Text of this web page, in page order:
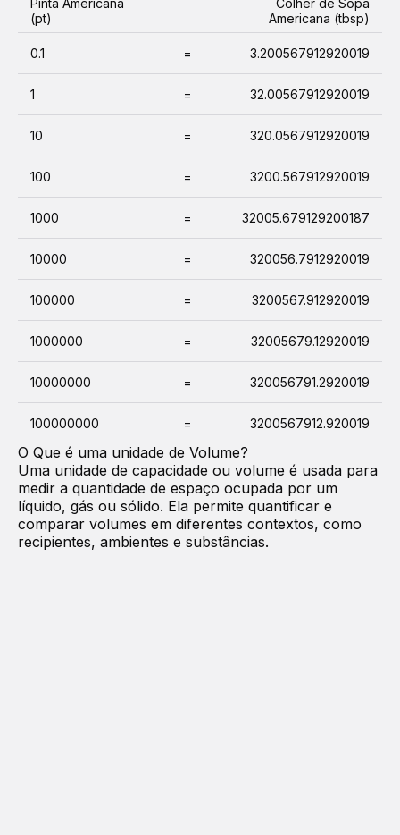
Pinta Americana
(pt)
Colher de Sopa
Americana (tbsp)
0.1 = 3.200567912920019
1 = 32.00567912920019
10 = 320.0567912920019
100 = 3200.567912920019
1000 = 32005.679129200187
10000 = 320056.7912920019
100000 = 3200567.912920019
1000000 = 32005679.12920019
10000000 = 320056791.2920019
100000000 = 3200567912.920019
O Que é uma unidade de Volume?
Uma unidade de capacidade ou volume é usada para
medir a quantidade de espaço ocupada por um
líquido, gás ou sólido. Ela permite quantificar e
comparar volumes em diferentes contextos, como
recipientes, ambientes e substâncias.